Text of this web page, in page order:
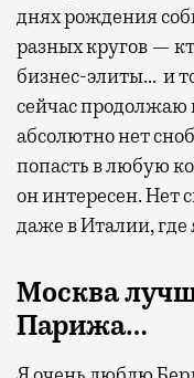
днях рождения
разных кругов —
бизнес-элиты… и
сейчас продолжаю
абсолютно нет
попасть в любую
он интересен. Нет
даже в Италии,
Москва
Парижа…